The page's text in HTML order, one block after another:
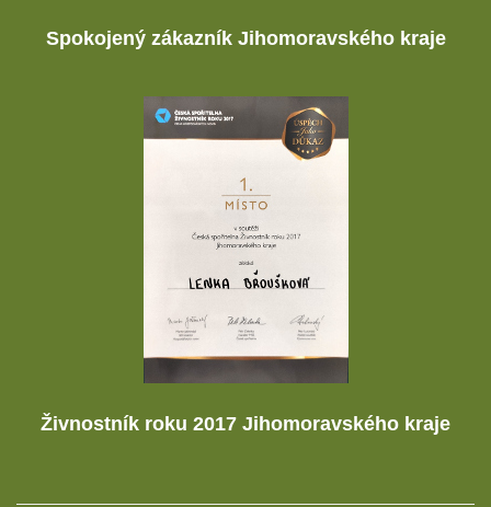
Spokojený zákazník Jihomoravského kraje
Živnostník roku 2017 Jihomoravského kraje